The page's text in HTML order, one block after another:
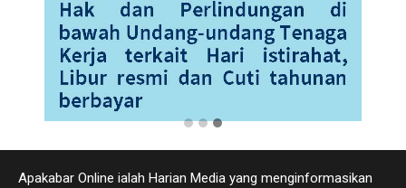
Apakabar Online ialah Harian Media yang menginformasikan